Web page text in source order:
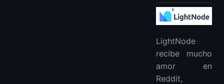
LightNode
recibe mucho
amor en
Reddit,